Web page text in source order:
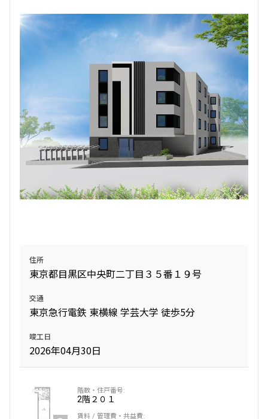
住所
東京都目黒区中央町二丁目３５番１９号
交通
東京急行電鉄 東横線 学芸大学 徒歩5分
竣工日
2026年04月30日
2階２０１